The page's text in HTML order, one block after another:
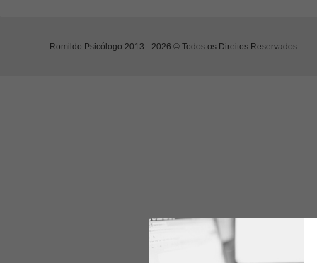
Romildo Psicólogo 2013 - 2026 © Todos os Direitos Reservados.